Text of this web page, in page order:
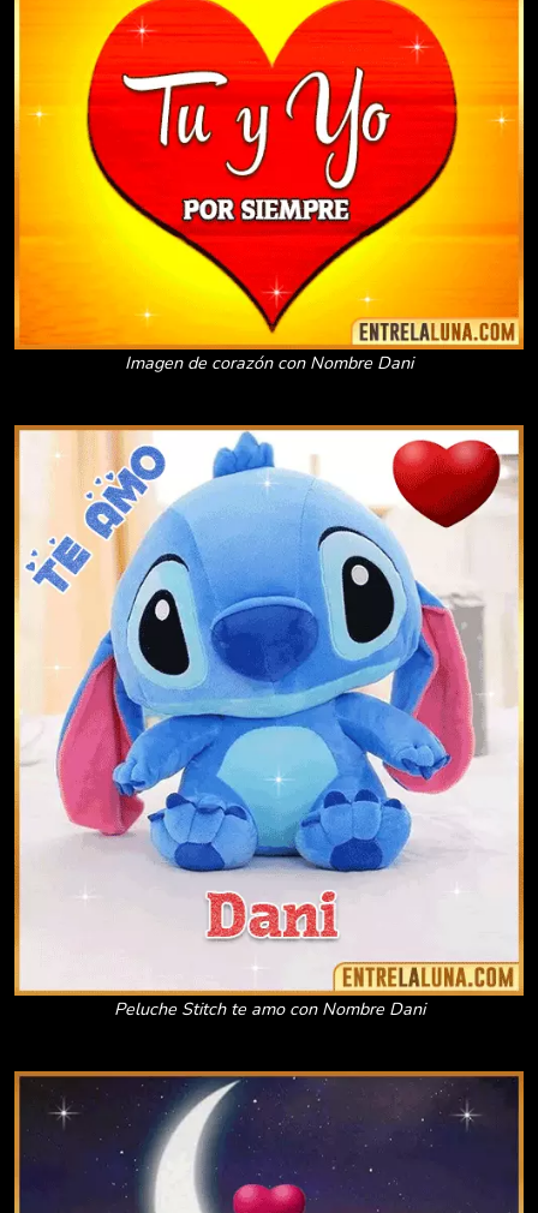
Imagen de corazón con Nombre Dani
Peluche Stitch te amo con Nombre Dani